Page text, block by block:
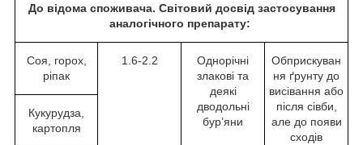
До відома споживача. Світовий досвід застосування
аналогічного препарату:
Соя, горох,
ріпак
1.6-2.2
Однорічні
злакові та
деякі
дводольні
бур’яни
Обприскуван
ня ґрунту до
висівання або
після сівби,
але до появи
сходів
Кукурудза,
картопля